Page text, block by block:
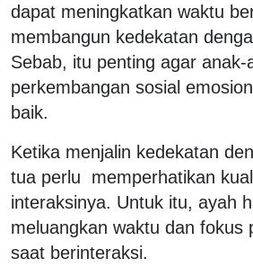
dapat meningkatkan waktu
membangun kedekatan
Sebab, itu penting agar anak-
perkembangan sosial
baik.
Ketika menjalin kedekatan
tua perlu memperhatikan
interaksinya. Untuk itu, ayah
meluangkan waktu dan fokus
saat berinteraksi.